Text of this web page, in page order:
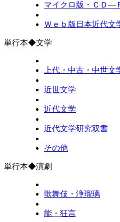
マイクロ版・ＣＤ―
Ｗｅｂ版日本近代文
単行本◆文学
上代・中古・中世文
近世文学
近代文学
近代文学研究双書
その他
単行本◆演劇
歌舞伎・浄瑠璃
能・狂言